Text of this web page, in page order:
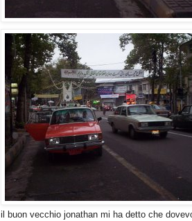
il buon vecchio jonathan mi ha detto che